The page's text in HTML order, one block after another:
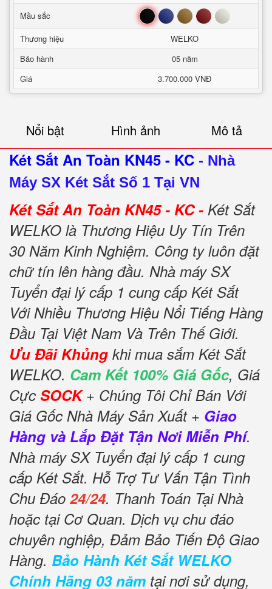
Mầu sắc Đen Xanh Nâu Đỏ Trắng
Thương hiệu
WELKO
Bảo hành
05 năm
Giá
3.700.000 VNĐ
Nổi bật Hình ảnh Mô tả
Két Sắt An Toàn KN45 - KC - Nhà
Máy SX Két Sắt Số 1 Tại VN
Két Sắt An Toàn KN45 - KC - Két Sắt
WELKO là Thương Hiệu Uy Tín Trên
30 Năm Kinh Nghiệm. Công ty luôn đặt
chữ tín lên hàng đầu. Nhà máy SX
Tuyển đại lý cấp 1 cung cấp Két Sắt
Với Nhiều Thương Hiệu Nổi Tiếng Hàng
Đầu Tại Việt Nam Và Trên Thế Giới.
Ưu Đãi Khủng khi mua sắm Két Sắt
WELKO. Cam Kết 100% Giá Gốc, Giá
Cực SOCK+ Chúng Tôi Chỉ Bán Với
Giá Gốc Nhà Máy Sản Xuất + Giao
Hàng và Lắp Đặt Tận Nơi Miễn Phí.
Nhà máy SX Tuyển đại lý cấp 1 cung
cấp Két Sắt. Hỗ Trợ Tư Vấn Tận Tình
Chu Đáo 24/24. Thanh Toán Tại Nhà
hoặc tại Cơ Quan. Dịch vụ chu đáo
chuyên nghiệp, Đảm Bảo Tiến Độ Giao
Hàng. Bảo Hành Két Sắt WELKO
Chính Hãng 03 năm tại nơi sử dụng,